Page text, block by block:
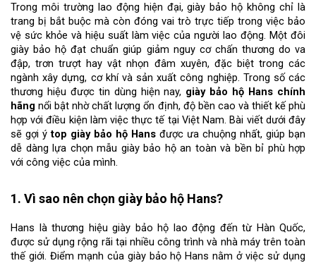
Trong môi trường lao động hiện đại, giày bảo hộ không chỉ là
trang bị bắt buộc mà còn đóng vai trò trực tiếp trong việc bảo
vệ sức khỏe và hiệu suất làm việc của người lao động. Một đôi
giày bảo hộ đạt chuẩn giúp giảm nguy cơ chấn thương do va
đập, trơn trượt hay vật nhọn đâm xuyên, đặc biệt trong các
ngành xây dựng, cơ khí và sản xuất công nghiệp. Trong số các
thương hiệu được tin dùng hiện nay, giày bảo hộ Hans chính
hãng nổi bật nhờ chất lượng ổn định, độ bền cao và thiết kế phù
hợp với điều kiện làm việc thực tế tại Việt Nam. Bài viết dưới đây
sẽ gợi ý top giày bảo hộ Hans được ưa chuộng nhất, giúp bạn
dễ dàng lựa chọn mẫu giày bảo hộ an toàn và bền bỉ phù hợp
với công việc của mình.
1. Vì sao nên chọn giày bảo hộ Hans?
Hans là thương hiệu giày bảo hộ lao động đến từ Hàn Quốc,
được sử dụng rộng rãi tại nhiều công trình và nhà máy trên toàn
thế giới. Điểm mạnh của giày bảo hộ Hans nằm ở việc sử dụng